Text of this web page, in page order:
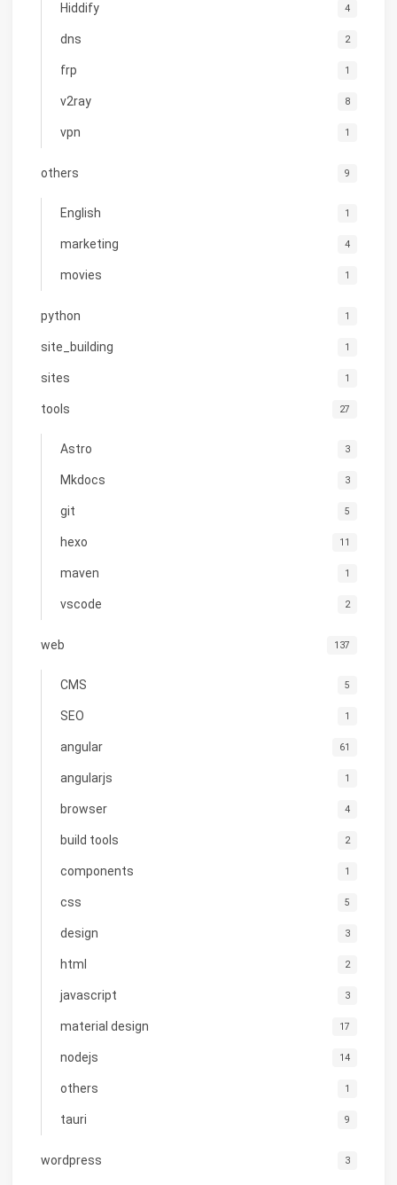
Hiddify 4
dns 2
frp 1
v2ray 8
vpn 1
others 9
English 1
marketing 4
movies 1
python 1
site_building 1
sites 1
tools 27
Astro 3
Mkdocs 3
git 5
hexo 11
maven 1
vscode 2
web 137
CMS 5
SEO 1
angular 61
angularjs 1
browser 4
build tools 2
components 1
css 5
design 3
html 2
javascript 3
material design 17
nodejs 14
others 1
tauri 9
wordpress 3